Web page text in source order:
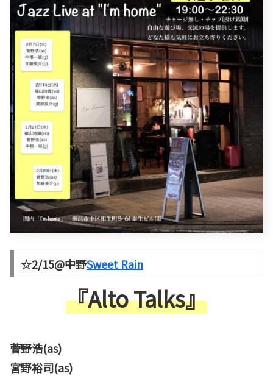
☆2/15@中野Sweet Rain
『Alto Talks』
菅野浩(as)
宮野裕司(as)